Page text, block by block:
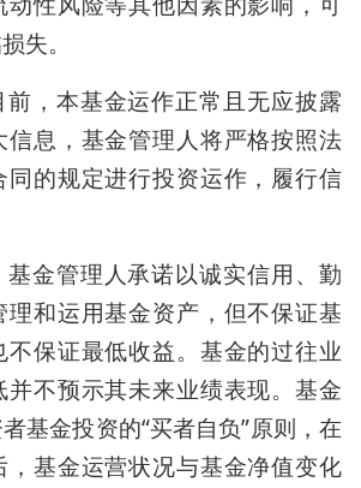
失。
，本基金运作正常且无应披露
信息，基金管理人将严格按照法
同的规定进行投资运作，履行信
基金管理人承诺以诚实信用、勤
和运用基金资产，但不保证基
保证最低收益。基金的过往业
不预示其未来业绩表现。基金
基金投资的“买者自负”原则，在
，基金运营状况与基金净值变化